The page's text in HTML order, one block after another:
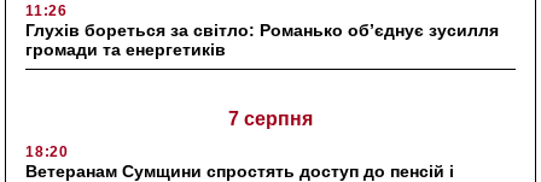
11:26
Глухів бореться за світло: Романько об’єднує зусилля
громади та енергетиків
7 серпня
18:20
Ветеранам Сумщини спростять доступ до пенсій і